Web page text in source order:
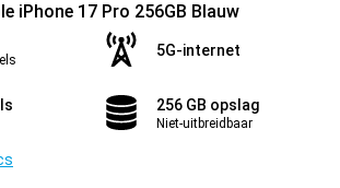
iPhone 17 Pro 256GB Blauw
5G-internet
256 GB opslag
Niet-uitbreidbaar